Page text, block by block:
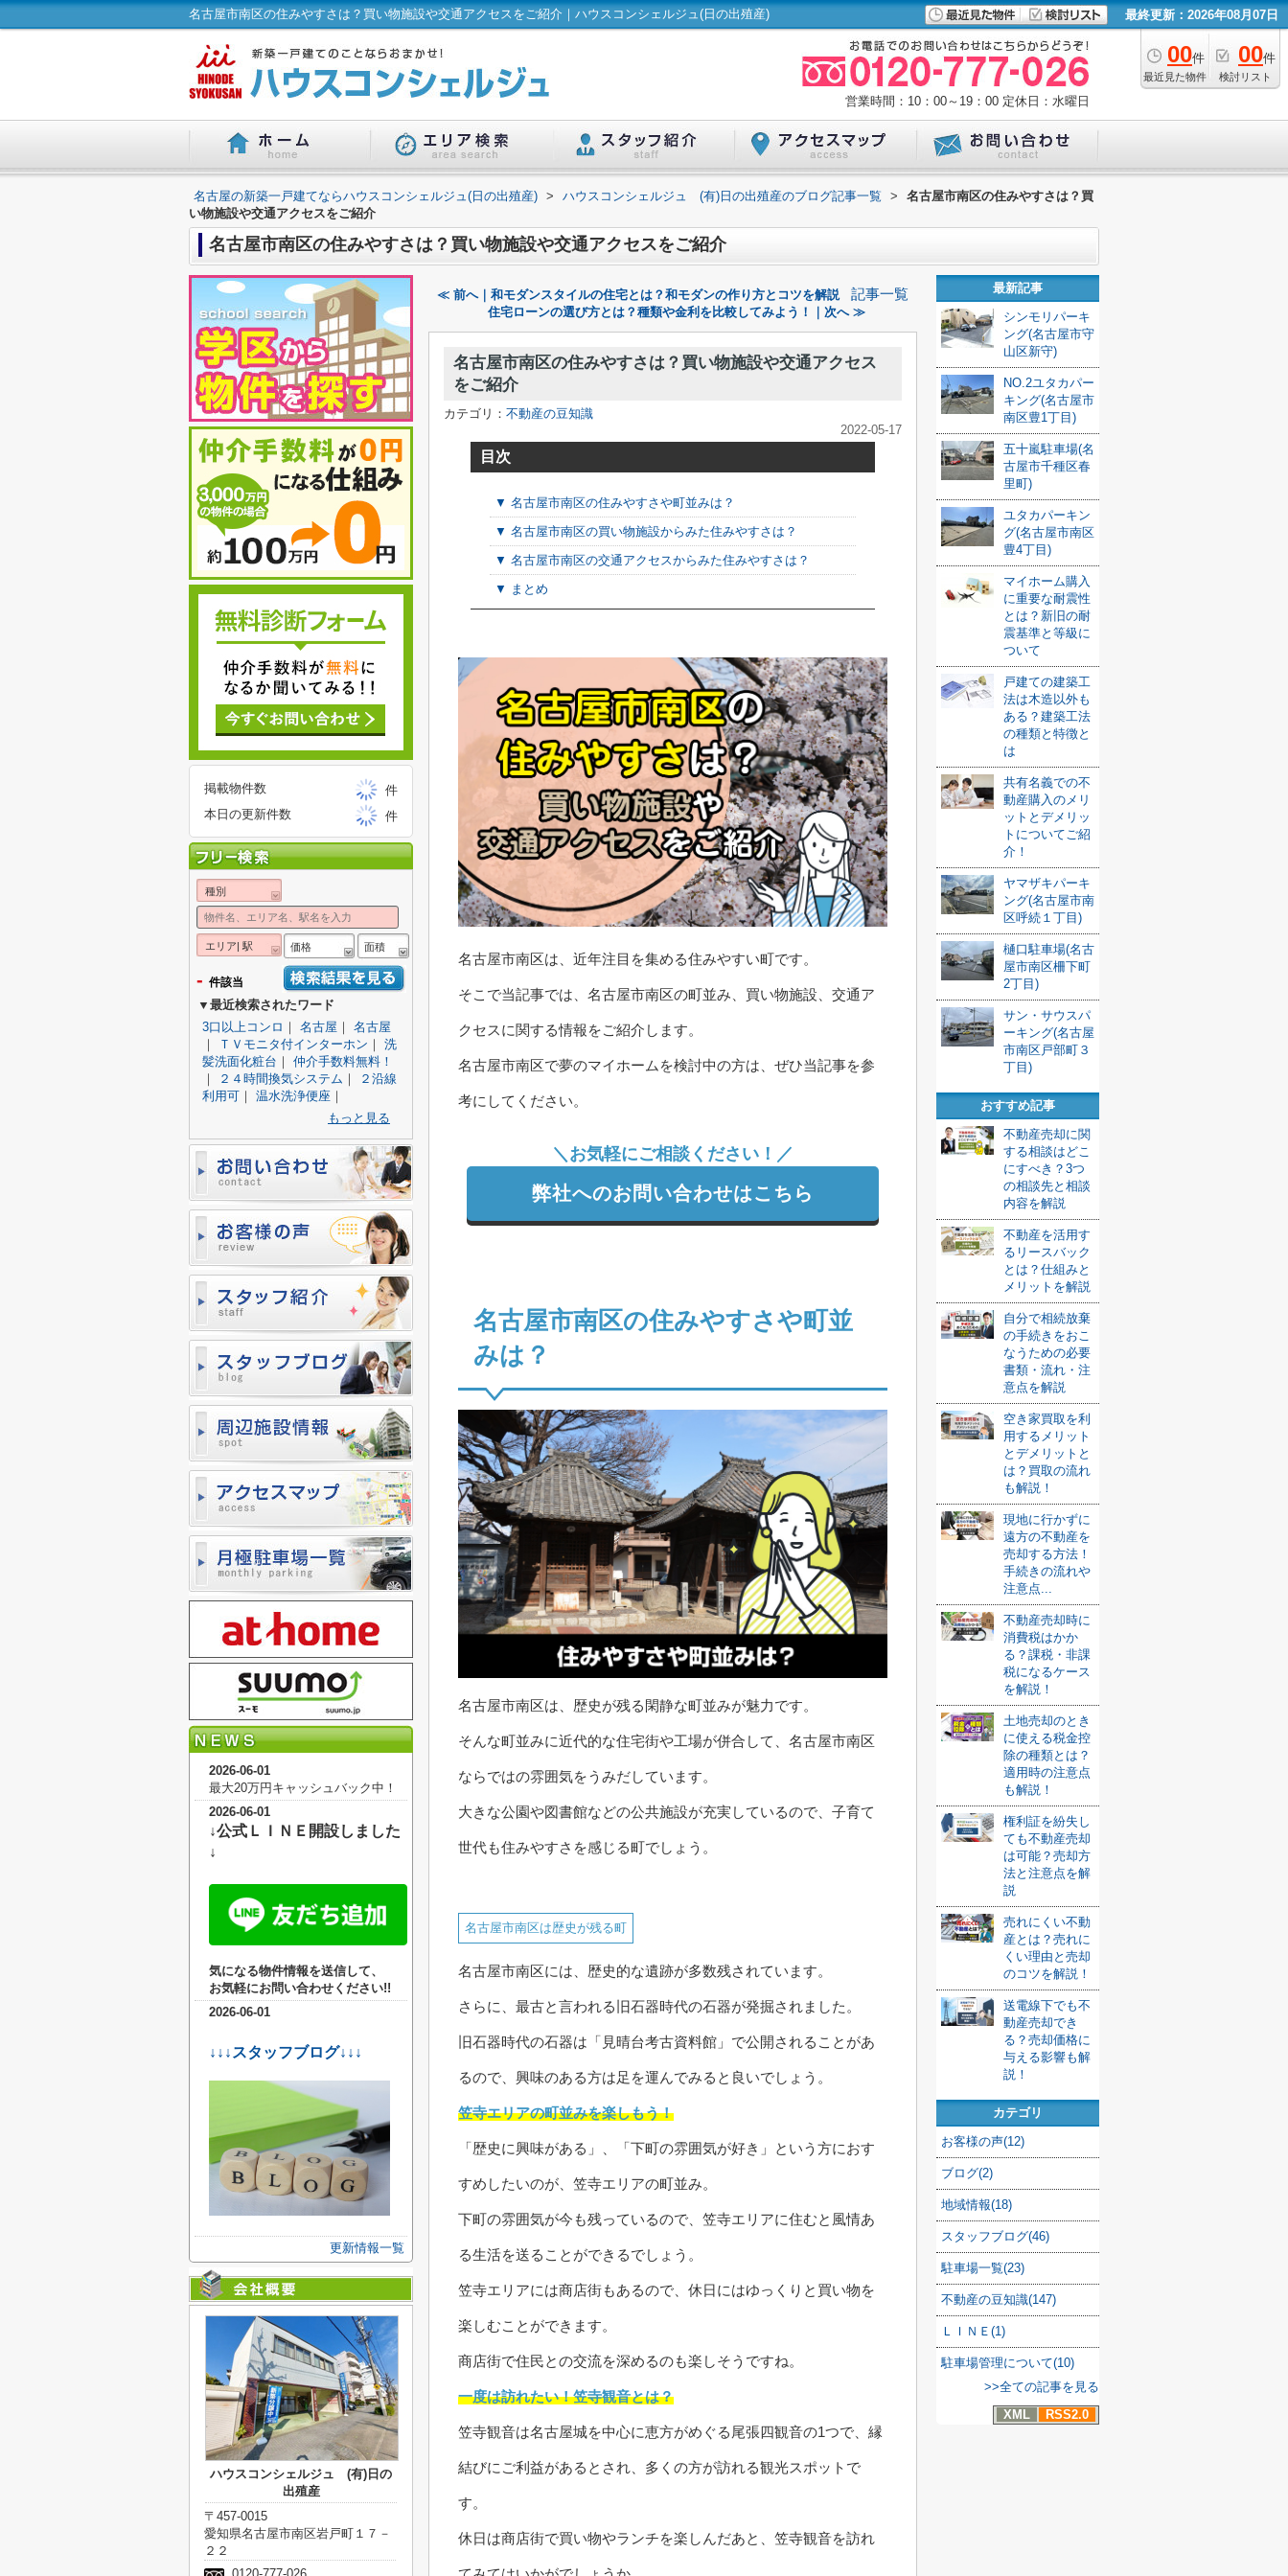
名古屋市南区の住みやすさは？買い物施設や交通アクセスをご紹介｜ハウスコンシェルジュ(日の出殖産) 最終更新：2026年08月07日
00件
最近見た物件
00件
検討リスト
営業時間：10：00～19：00 定休日：水曜日
名古屋の新築一戸建てならハウスコンシェルジュ(日の出殖産) > ハウスコンシェルジュ (有)日の出殖産のブログ記事一覧 >
名古屋市南区の住みやすさは？買
い物施設や交通アクセスをご紹介
名古屋市南区の住みやすさは？買い物施設や交通アクセスをご紹介
≪ 前へ｜和モダンスタイルの住宅とは？和モダンの作り方とコツを解説 記事一覧
住宅ローンの選び方とは？種類や金利を比較してみよう！｜次へ ≫
名古屋市南区の住みやすさは？買い物施設や交通アクセス
をご紹介
カテゴリ： 不動産の豆知識
2022-05-17
目次
▼ 名古屋市南区の住みやすさや町並みは？
▼ 名古屋市南区の買い物施設からみた住みやすさは？
▼ 名古屋市南区の交通アクセスからみた住みやすさは？
▼ まとめ
名古屋市南区は、近年注目を集める住みやすい町です。
そこで当記事では、名古屋市南区の町並み、買い物施設、交通ア
クセスに関する情報をご紹介します。
名古屋市南区で夢のマイホームを検討中の方は、ぜひ当記事を参
考にしてください。
＼お気軽にご相談ください！／
弊社へのお問い合わせはこちら
名古屋市南区の住みやすさや町並
みは？
名古屋市南区は、歴史が残る閑静な町並みが魅力です。
そんな町並みに近代的な住宅街や工場が併合して、名古屋市南区
ならではの雰囲気をうみだしています。
大きな公園や図書館などの公共施設が充実しているので、子育て
世代も住みやすさを感じる町でしょう。
名古屋市南区は歴史が残る町
名古屋市南区には、歴史的な遺跡が多数残されています。
さらに、最古と言われる旧石器時代の石器が発掘されました。
旧石器時代の石器は「見晴台考古資料館」で公開されることがあ
るので、興味のある方は足を運んでみると良いでしょう。
笠寺エリアの町並みを楽しもう！
「歴史に興味がある」、「下町の雰囲気が好き」という方におす
すめしたいのが、笠寺エリアの町並み。
下町の雰囲気が今も残っているので、笠寺エリアに住むと風情あ
る生活を送ることができるでしょう。
笠寺エリアには商店街もあるので、休日にはゆっくりと買い物を
楽しむことができます。
商店街で住民との交流を深めるのも楽しそうですね。
一度は訪れたい！笠寺観音とは？
笠寺観音は名古屋城を中心に恵方がめぐる尾張四観音の1つで、縁
結びにご利益があるとされ、多くの方が訪れる観光スポットで
す。
休日は商店街で買い物やランチを楽しんだあと、笠寺観音を訪れ
最新記事
シンモリパーキ
ング(名古屋市守
山区新守)
NO.2ユタカパー
キング(名古屋市
南区豊1丁目)
五十嵐駐車場(名
古屋市千種区春
里町)
ユタカパーキン
グ(名古屋市南区
豊4丁目)
マイホーム購入
に重要な耐震性
とは？新旧の耐
震基準と等級に
ついて
戸建ての建築工
法は木造以外も
ある？建築工法
の種類と特徴と
は
共有名義での不
動産購入のメリ
ットとデメリッ
トについてご紹
介！
ヤマザキパーキ
ング(名古屋市南
区呼続１丁目)
樋口駐車場(名古
屋市南区柵下町
2丁目)
サン・サウスパ
ーキング(名古屋
市南区戸部町３
丁目)
おすすめ記事
不動産売却に関
する相談はどこ
にすべき？3つ
の相談先と相談
内容を解説
不動産を活用す
るリースバック
とは？仕組みと
メリットを解説
自分で相続放棄
の手続きをおこ
なうための必要
書類・流れ・注
意点を解説
空き家買取を利
用するメリット
とデメリットと
は？買取の流れ
も解説！
現地に行かずに
遠方の不動産を
売却する方法！
手続きの流れや
注意点...
不動産売却時に
消費税はかか
る？課税・非課
税になるケース
を解説！
土地売却のとき
に使える税金控
除の種類とは？
適用時の注意点
も解説！
権利証を紛失し
ても不動産売却
は可能？売却方
法と注意点を解
説
売れにくい不動
産とは？売れに
くい理由と売却
のコツを解説！
送電線下でも不
動産売却でき
る？売却価格に
与える影響も解
説！
カテゴリ
お客様の声(12)
ブログ(2)
地域情報(18)
スタッフブログ(46)
駐車場一覧(23)
不動産の豆知識(147)
ＬＩＮＥ(1)
駐車場管理について(10)
>>全ての記事を見る
XML
RSS2.0
掲載物件数
件
本日の更新件数
件
種別
エリア| 駅 価格 面積
- 件該当
▼最近検索されたワード
3口以上コンロ ｜ 名古屋 ｜ 名古屋
｜
ＴＶモニタ付インターホン ｜ 洗
髪洗面化粧台 ｜ 仲介手数料無料！
｜
２４時間換気システム ｜
２沿線
利用可 ｜ 温水洗浄便座 ｜
もっと見る
2026-06-01
最大20万円キャッシュバック中！
2026-06-01
↓公式ＬＩＮＥ開設しました
↓
気になる物件情報を送信して、
お気軽にお問い合わせください!!
2026-06-01
↓↓↓スタッフブログ↓↓↓
更新情報一覧
ハウスコンシェルジュ (有)日の
出殖産
〒457-0015
愛知県名古屋市南区岩戸町１７－
２２